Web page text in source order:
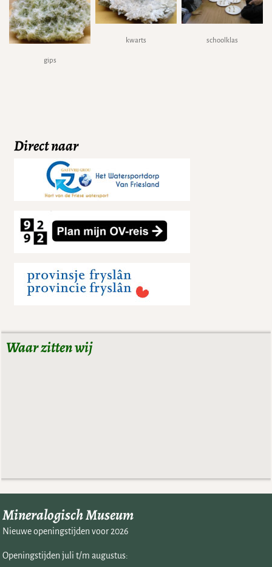
gips
kwarts schoolklas
Direct naar
Waar zitten wij
Mineralogisch Museum
Nieuwe openingstijden voor 2026
Openingstijden juli t/m augustus: